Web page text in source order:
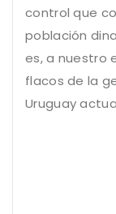
control que
población
es, a nuestro
flacos de la
Uruguay